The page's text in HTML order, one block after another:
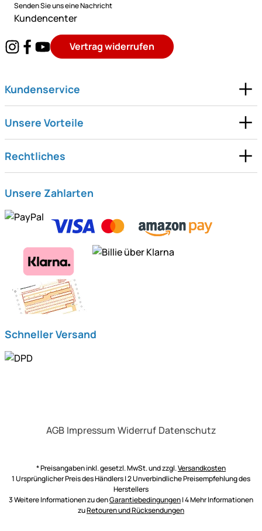
Senden Sie uns eine Nachricht
Kundencenter
Vertrag widerrufen
Kundenservice
Unsere Vorteile
Rechtliches
Unsere Zahlarten
Schneller Versand
AGB Impressum Widerruf Datenschutz
* Preisangaben inkl. gesetzl. MwSt. und zzgl.Versandkosten
1 Ursprünglicher Preis des Händlers | 2 Unverbindliche Preisempfehlung des
Herstellers
3 Weitere Informationen zu denGarantiebedingungen| 4 Mehr Informationen
zuRetouren und Rücksendungen